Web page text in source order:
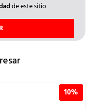
de este sitio
10%